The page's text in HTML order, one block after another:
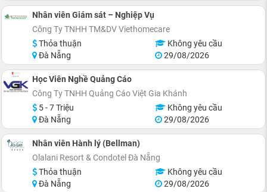
Nhân viên Giám sát – Nghiệp Vụ
Công Ty TNHH TM&DV Viethomecare
Thỏa thuận
Không yêu cầu
Đà Nẵng
29/08/2026
Học Viên Nghề Quảng Cáo
Công Ty TNHH Quảng Cáo Việt Gia Khánh
5 - 7 Triệu
Không yêu cầu
Đà Nẵng
29/08/2026
Nhân viên Hành lý (Bellman)
Olalani Resort & Condotel Đà Nẵng
Thỏa thuận
Không yêu cầu
Đà Nẵng
29/08/2026